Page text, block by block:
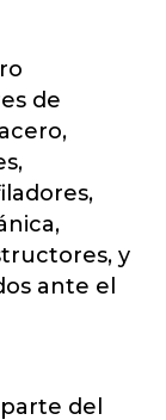
de
y
ante el
del